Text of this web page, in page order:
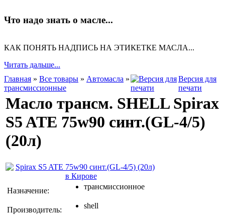
Что надо знать о масле...
КАК ПОНЯТЬ НАДПИСЬ НА ЭТИКЕТКЕ МАСЛА...
Читать дальше...
Главная » Все товары » Автомасла »
трансмиссионные
Версия для
печати
Масло трансм. SHELL Spirax
S5 ATE 75w90 синт.(GL-4/5)
(20л)
Назначение: трансмиссионное
Производитель: shell